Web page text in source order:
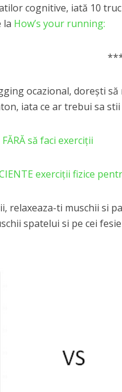
cognitive, iată 10
la How’s your running:
ocazional, dorești
iata ce ar trebui sa
să faci exerciții
exerciții fizice
relaxeaza-ti muschii si
spatelui si pe cei